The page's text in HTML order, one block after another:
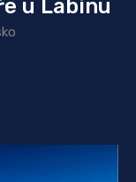
u Labinu